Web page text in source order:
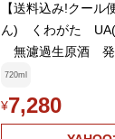
【送料込み!クール
ん) くわがた UA(
無濾過生原酒
道・沖縄は送料
720ml
¥7,280